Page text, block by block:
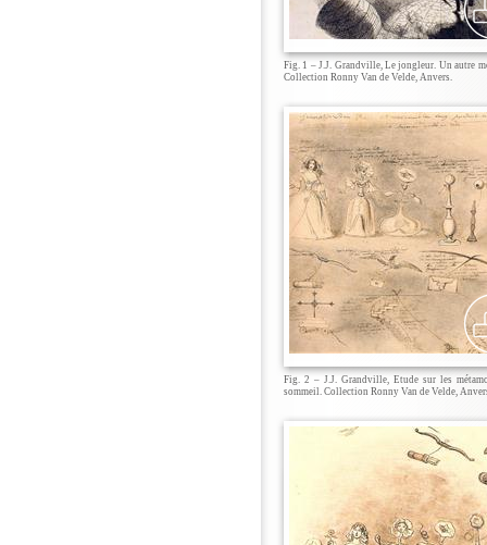
Fig. 1 – J.J. Grandville, Le jongleur. Un autre
Collection Ronny Van de Velde, Anvers.
Fig. 2 – J.J. Grandville, Etude sur les
sommeil. Collection Ronny Van de Velde,